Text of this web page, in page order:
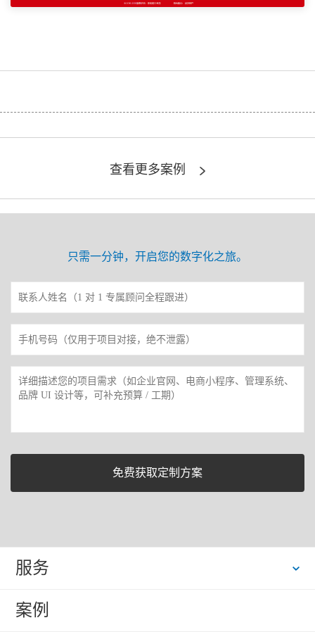
查看更多案例
只需一分钟，开启您的数字化之旅。
服务
案例